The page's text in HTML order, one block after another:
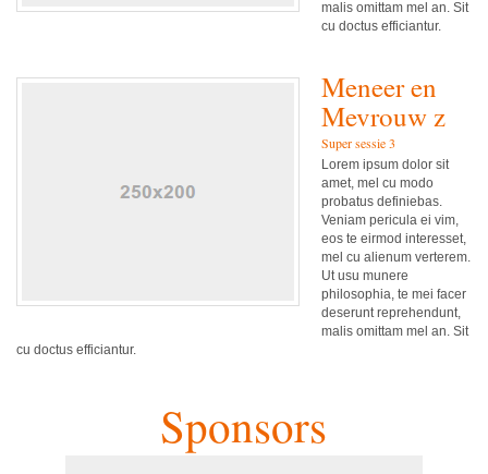
malis omittam mel an. Sit
cu doctus efficiantur.
Meneer en
Mevrouw z
Super sessie 3
Lorem ipsum dolor sit
amet, mel cu modo
probatus definiebas.
Veniam pericula ei vim,
eos te eirmod interesset,
mel cu alienum verterem.
Ut usu munere
philosophia, te mei facer
deserunt reprehendunt,
malis omittam mel an. Sit
cu doctus efficiantur.
Sponsors